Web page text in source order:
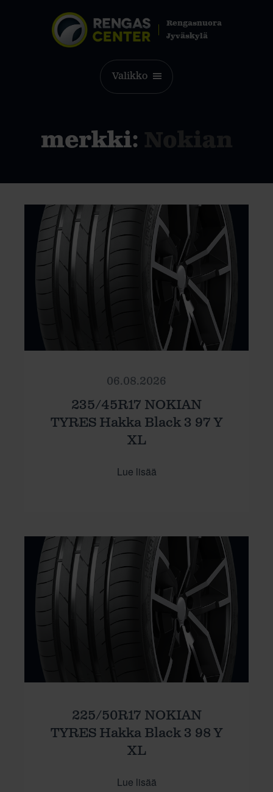
Rengasnuora
Jyväskylä
Valikko
merkki:
06.08.2026
235/45R17 NOKIAN
TYRES Hakka Black 3 97 Y
XL
Lue lisää
225/50R17 NOKIAN
TYRES Hakka Black 3 98 Y
XL
Lue lisää